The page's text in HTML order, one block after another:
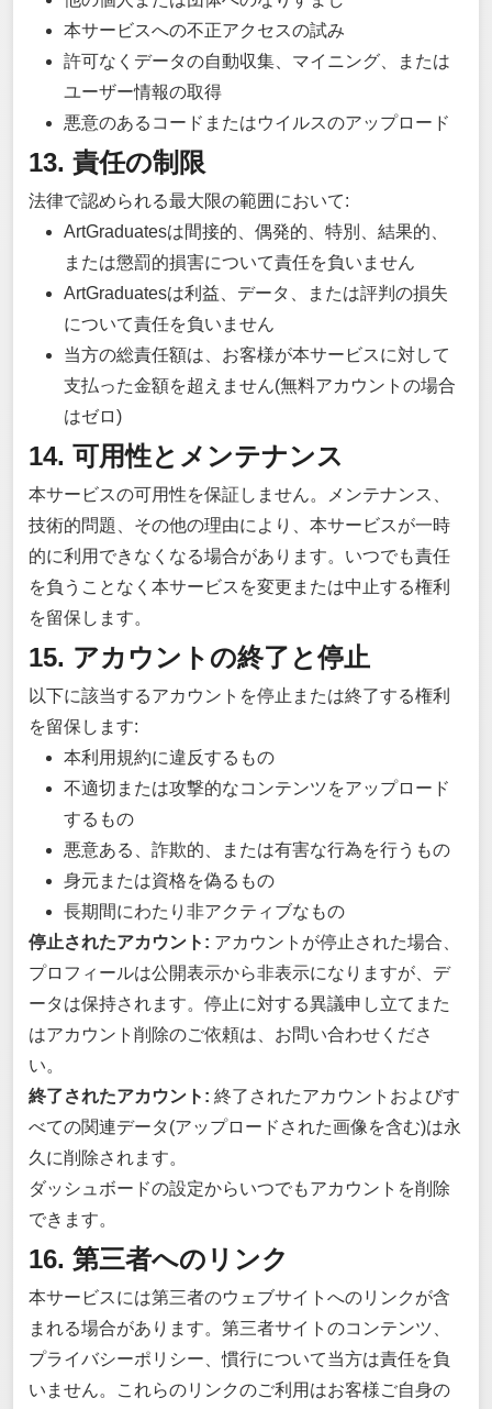
本サービスへの不正アクセスの試み
許可なくデータの自動収集、マイニング、または
ユーザー情報の取得
悪意のあるコードまたはウイルスのアップロード
13. 責任の制限
法律で認められる最大限の範囲において:
ArtGraduatesは間接的、偶発的、特別、結果的、
または懲罰的損害について責任を負いません
ArtGraduatesは利益、データ、または評判の損失
について責任を負いません
当方の総責任額は、お客様が本サービスに対して
支払った金額を超えません(無料アカウントの場合
はゼロ)
14. 可用性とメンテナンス
本サービスの可用性を保証しません。メンテナンス、
技術的問題、その他の理由により、本サービスが一時
的に利用できなくなる場合があります。いつでも責任
を負うことなく本サービスを変更または中止する権利
を留保します。
15. アカウントの終了と停止
以下に該当するアカウントを停止または終了する権利
を留保します:
本利用規約に違反するもの
不適切または攻撃的なコンテンツをアップロード
するもの
悪意ある、詐欺的、または有害な行為を行うもの
身元または資格を偽るもの
長期間にわたり非アクティブなもの
停止されたアカウント: アカウントが停止された場合、
プロフィールは公開表示から非表示になりますが、デ
ータは保持されます。停止に対する異議申し立てまた
はアカウント削除のご依頼は、お問い合わせくださ
い。
終了されたアカウント: 終了されたアカウントおよびす
べての関連データ(アップロードされた画像を含む)は永
久に削除されます。
ダッシュボードの設定からいつでもアカウントを削除
できます。
16. 第三者へのリンク
本サービスには第三者のウェブサイトへのリンクが含
まれる場合があります。第三者サイトのコンテンツ、
プライバシーポリシー、慣行について当方は責任を負
いません。これらのリンクのご利用はお客様ご自身の